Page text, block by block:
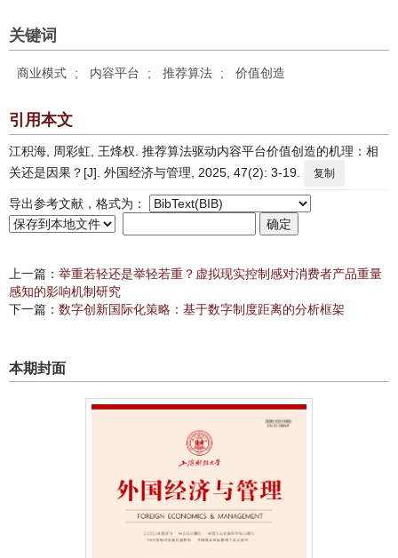
关键词
商业模式 ; 内容平台 ; 推荐算法 ; 价值创造
引用本文
江积海, 周彩虹, 王烽权. 推荐算法驱动内容平台价值创造的机理：相
关还是因果？[J]. 外国经济与管理, 2025, 47(2): 3-19.
复制
导出参考文献，格式为：
上一篇： 举重若轻还是举轻若重？虚拟现实控制感对消费者产品重量
感知的影响机制研究
下一篇： 数字创新国际化策略：基于数字制度距离的分析框架
本期封面